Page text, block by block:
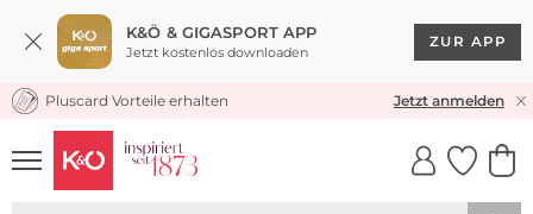
K&Ö & GIGASPORT APP
Jetzt kostenlos downloaden
ZUR APP
KOSTENLOSER VERSAND* & RÜCKVERSAND
Pluscard Vorteile erhalten Jetzt anmelden
UNSERE APP
CLICK &